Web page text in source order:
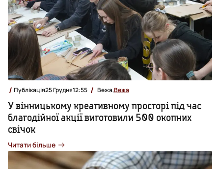
Публікація25 Грудня12:55 Вежа,Вежа
У вінницькому креативному просторі під час
благодійної акції виготовили 500 окопних
свічок
Читати більше